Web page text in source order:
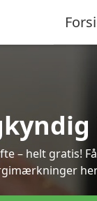
– helt gratis!